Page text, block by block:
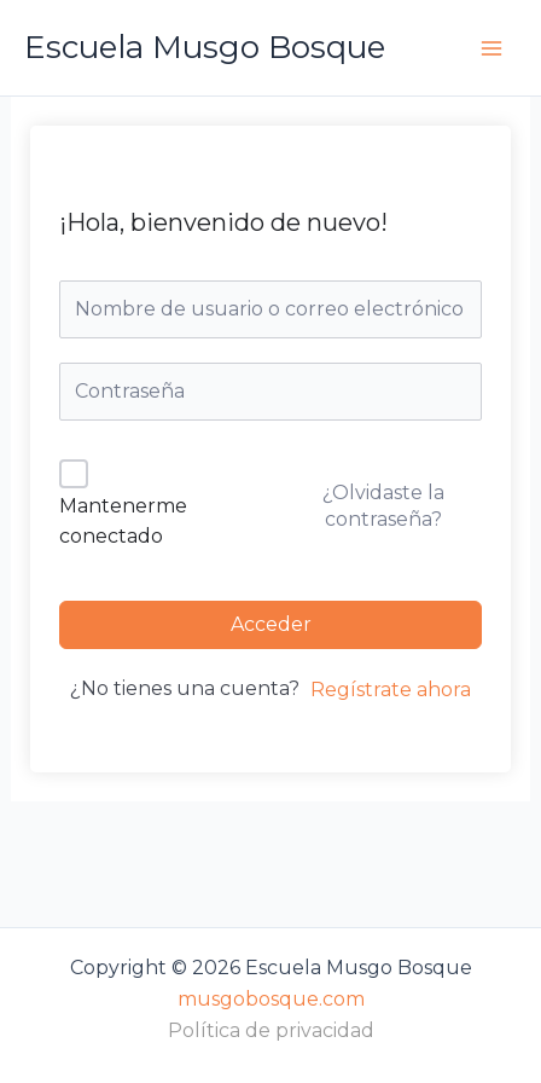
Escuela Musgo Bosque
¡Hola, bienvenido de nuevo!
Mantenerme
conectado
¿Olvidaste la
contraseña?
Acceder
¿No tienes una cuenta? Regístrate ahora
Copyright © 2026 Escuela Musgo Bosque
musgobosque.com
Política de privacidad